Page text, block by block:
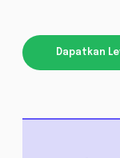
Dapatkan